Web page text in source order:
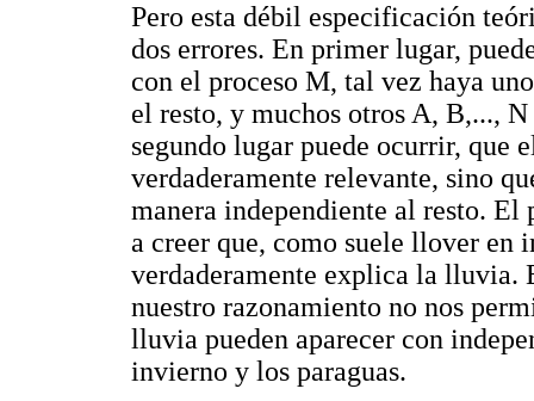
Pero esta débil especificación
dos errores. En primer lugar,
con el proceso M, tal vez haya
el resto, y muchos otros A, B,...,
segundo lugar puede ocurrir, que
verdaderamente relevante, sino
manera independiente al resto.
a creer que, como suele llover en
verdaderamente explica la lluvia.
nuestro razonamiento no nos
lluvia pueden aparecer con
invierno y los paraguas.